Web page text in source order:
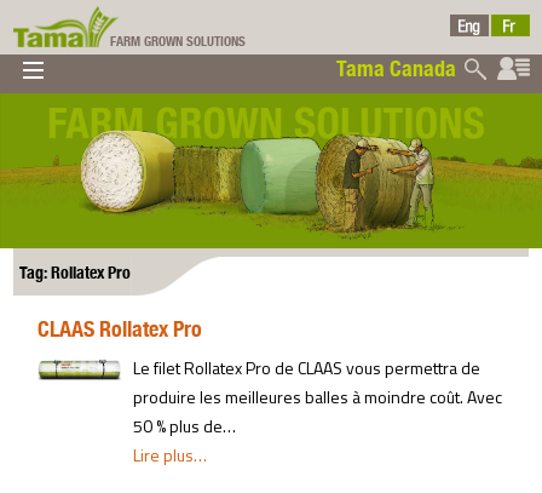
Tama Canada
FARM GROWN SOLUTIONS
Tama Canada
▼
▼
▼
Tag: Rollatex Pro
CLAAS Rollatex Pro
Le filet Rollatex Pro de CLAAS vous permettra de
produire les meilleures balles à moindre coût. Avec
50 % plus de…
Lire plus…